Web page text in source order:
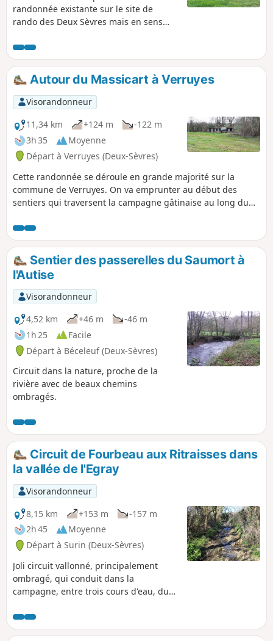
randonnée existante sur le site de
rando des Deux Sèvres mais en sens
l'Étang du Prieuré Saint-Martin. Elle fait
traverser les hameaux situés à l'Ouest
de la commune par des chemins
ombragés et des petites routes.
Autour du Massicart à Verruyes
Visorandonneur
11,34 km
+124 m
-122 m
3h 35
Moyenne
Départ à Verruyes (Deux-Sèvres)
Cette randonnée se déroule en grande majorité sur la
commune de Verruyes. On va emprunter au début des
sentiers qui traversent la campagne gâtinaise au long du
lequel est construit le Barrage de la Touche Poupard. Pour
finir des petites routes vous ramèneront au point de départ.
On traverse de petits hameaux typiques de la région.
Sentier des passerelles du Saumort à
l'Autise
Visorandonneur
4,52 km
+46 m
-46 m
1h 25
Facile
Départ à Béceleuf (Deux-Sèvres)
Circuit dans la nature, proche de la
rivière avec de beaux chemins
ombragés.
Circuit de Fourbeau aux Ritraisses dans
la vallée de l'Egray
Visorandonneur
8,15 km
+153 m
-157 m
2h 45
Moyenne
Départ à Surin (Deux-Sèvres)
Joli circuit vallonné, principalement
ombragé, qui conduit dans la
campagne, entre trois cours d'eau, du
deux chemins différents.